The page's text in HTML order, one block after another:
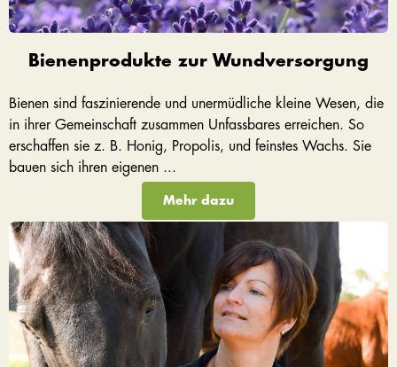
Bienenprodukte zur Wundversorgung
Bienen sind faszinierende und unermüdliche kleine Wesen, die
in ihrer Gemeinschaft zusammen Unfassbares erreichen. So
erschaffen sie z. B. Honig, Propolis, und feinstes Wachs. Sie
bauen sich ihren eigenen ...
Mehr dazu